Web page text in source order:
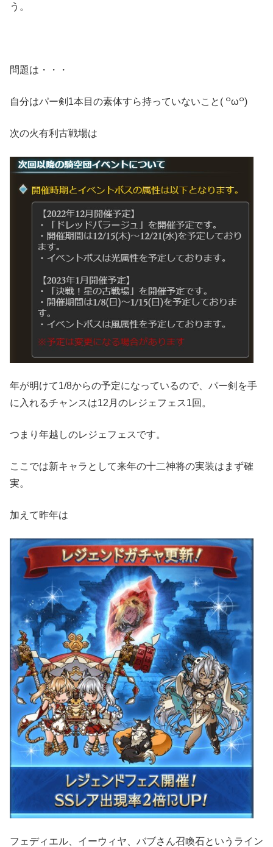
う。
問題は・・・
自分はパー剣1本目の素体すら持っていないこと( ꒪ω꒪)
次の火有利古戦場は
年が明けて1/8からの予定になっているので、パー剣を手
に入れるチャンスは12月のレジェフェス1回。
つまり年越しのレジェフェスです。
ここでは新キャラとして来年の十二神将の実装はまず確
実。
加えて昨年は
フェディエル、イーウィヤ、バブさん召喚石というライン